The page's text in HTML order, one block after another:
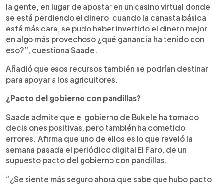
la gente, en lugar de apostar en un casino virtual donde
se está perdiendo el dinero, cuando la canasta básica
está más cara, se pudo haber invertido el dinero mejor
en algo más provechoso ¿qué ganancia ha tenido con
eso?”, cuestiona Saade.
Añadió que esos recursos también se podrían destinar
para apoyar a los agricultores.
¿Pacto del gobierno con pandillas?
Saade admite que el gobierno de Bukele ha tomado
decisiones positivas, pero también ha cometido
errores. Afirma que uno de ellos es lo que reveló la
semana pasada el periódico digital El Faro, de un
supuesto pacto del gobierno con pandillas.
“¿Se siente más seguro ahora que sabe que hubo pacto